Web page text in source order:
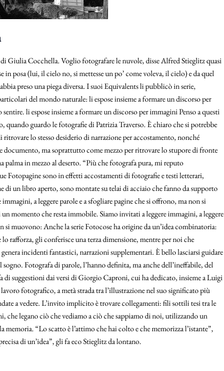
Giulia Cocchella. Voglio fotografare le nuvole, disse Alfred Stieglitz quasi
in posa (lui, il cielo no, si mettesse un po’ come voleva, il cielo) e da quel
preso una piega diversa. I suoi Equivalents li pubblicò in serie,
del mondo naturale: li espose insieme a formare un discorso per
li espose insieme a formare un discorso per immagini Penso a questi
guardo le fotografie di Patrizia Traverso. È chiaro che si potrebbe
lo stesso desiderio di narrazione per accostamento, nonché
documento, ma soprattutto come mezzo per ritrovare lo stupore di fronte
in mezzo al deserto. “Più che fotografa pura, mi reputo
Fotopagine sono in effetti accostamenti di fotografie e testi letterari,
di un libro aperto, sono montate su telai di acciaio che fanno da supporto
a leggere parole e a sfogliare pagine che si offrono, ma non si
momento che resta immobile. Siamo invitati a leggere immagini, a leggere
si muovono: Anche la serie Fotocose ha origine da un’idea combinatoria:
rafforza, gli conferisce una terza dimensione, mentre per noi che
incidenti fantastici, narrazioni supplementari. È bello lasciarsi guidare
Fotografa di parole, l’hanno definita, ma anche dell’ineffabile, del
di suggestioni dai versi di Giorgio Caproni, cui ha dedicato, insieme a Luigi
fotografico, a metà strada tra l’illustrazione nel suo significato più
a vedere. L’invito implicito è trovare collegamenti: fili sottili tesi tra le
che legano ciò che vediamo a ciò che sappiamo di noi, utilizzando un
memoria. “Lo scatto è l’attimo che hai colto e che memorizza l’istante”,
di un’idea”, gli fa eco Stieglitz da lontano.